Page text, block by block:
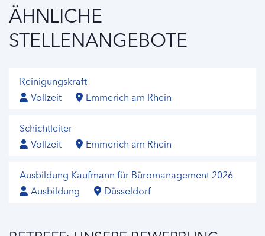
ÄHNLICHE
STELLENANGEBOTE
Reinigungskraft
Vollzeit
Emmerich am Rhein
Schichtleiter
Vollzeit
Emmerich am Rhein
Ausbildung Kaufmann für Büromanagement 2026
Ausbildung
Düsseldorf